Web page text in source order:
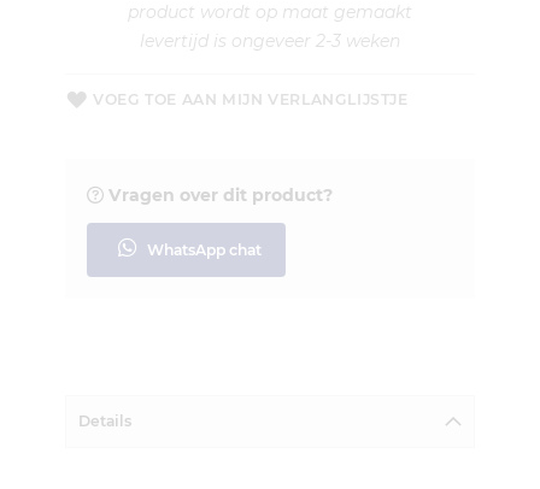
product wordt op maat gemaakt
levertijd is ongeveer 2-3 weken
VOEG TOE AAN MIJN VERLANGLIJSTJE
Vragen over dit product?
WhatsApp chat
Details